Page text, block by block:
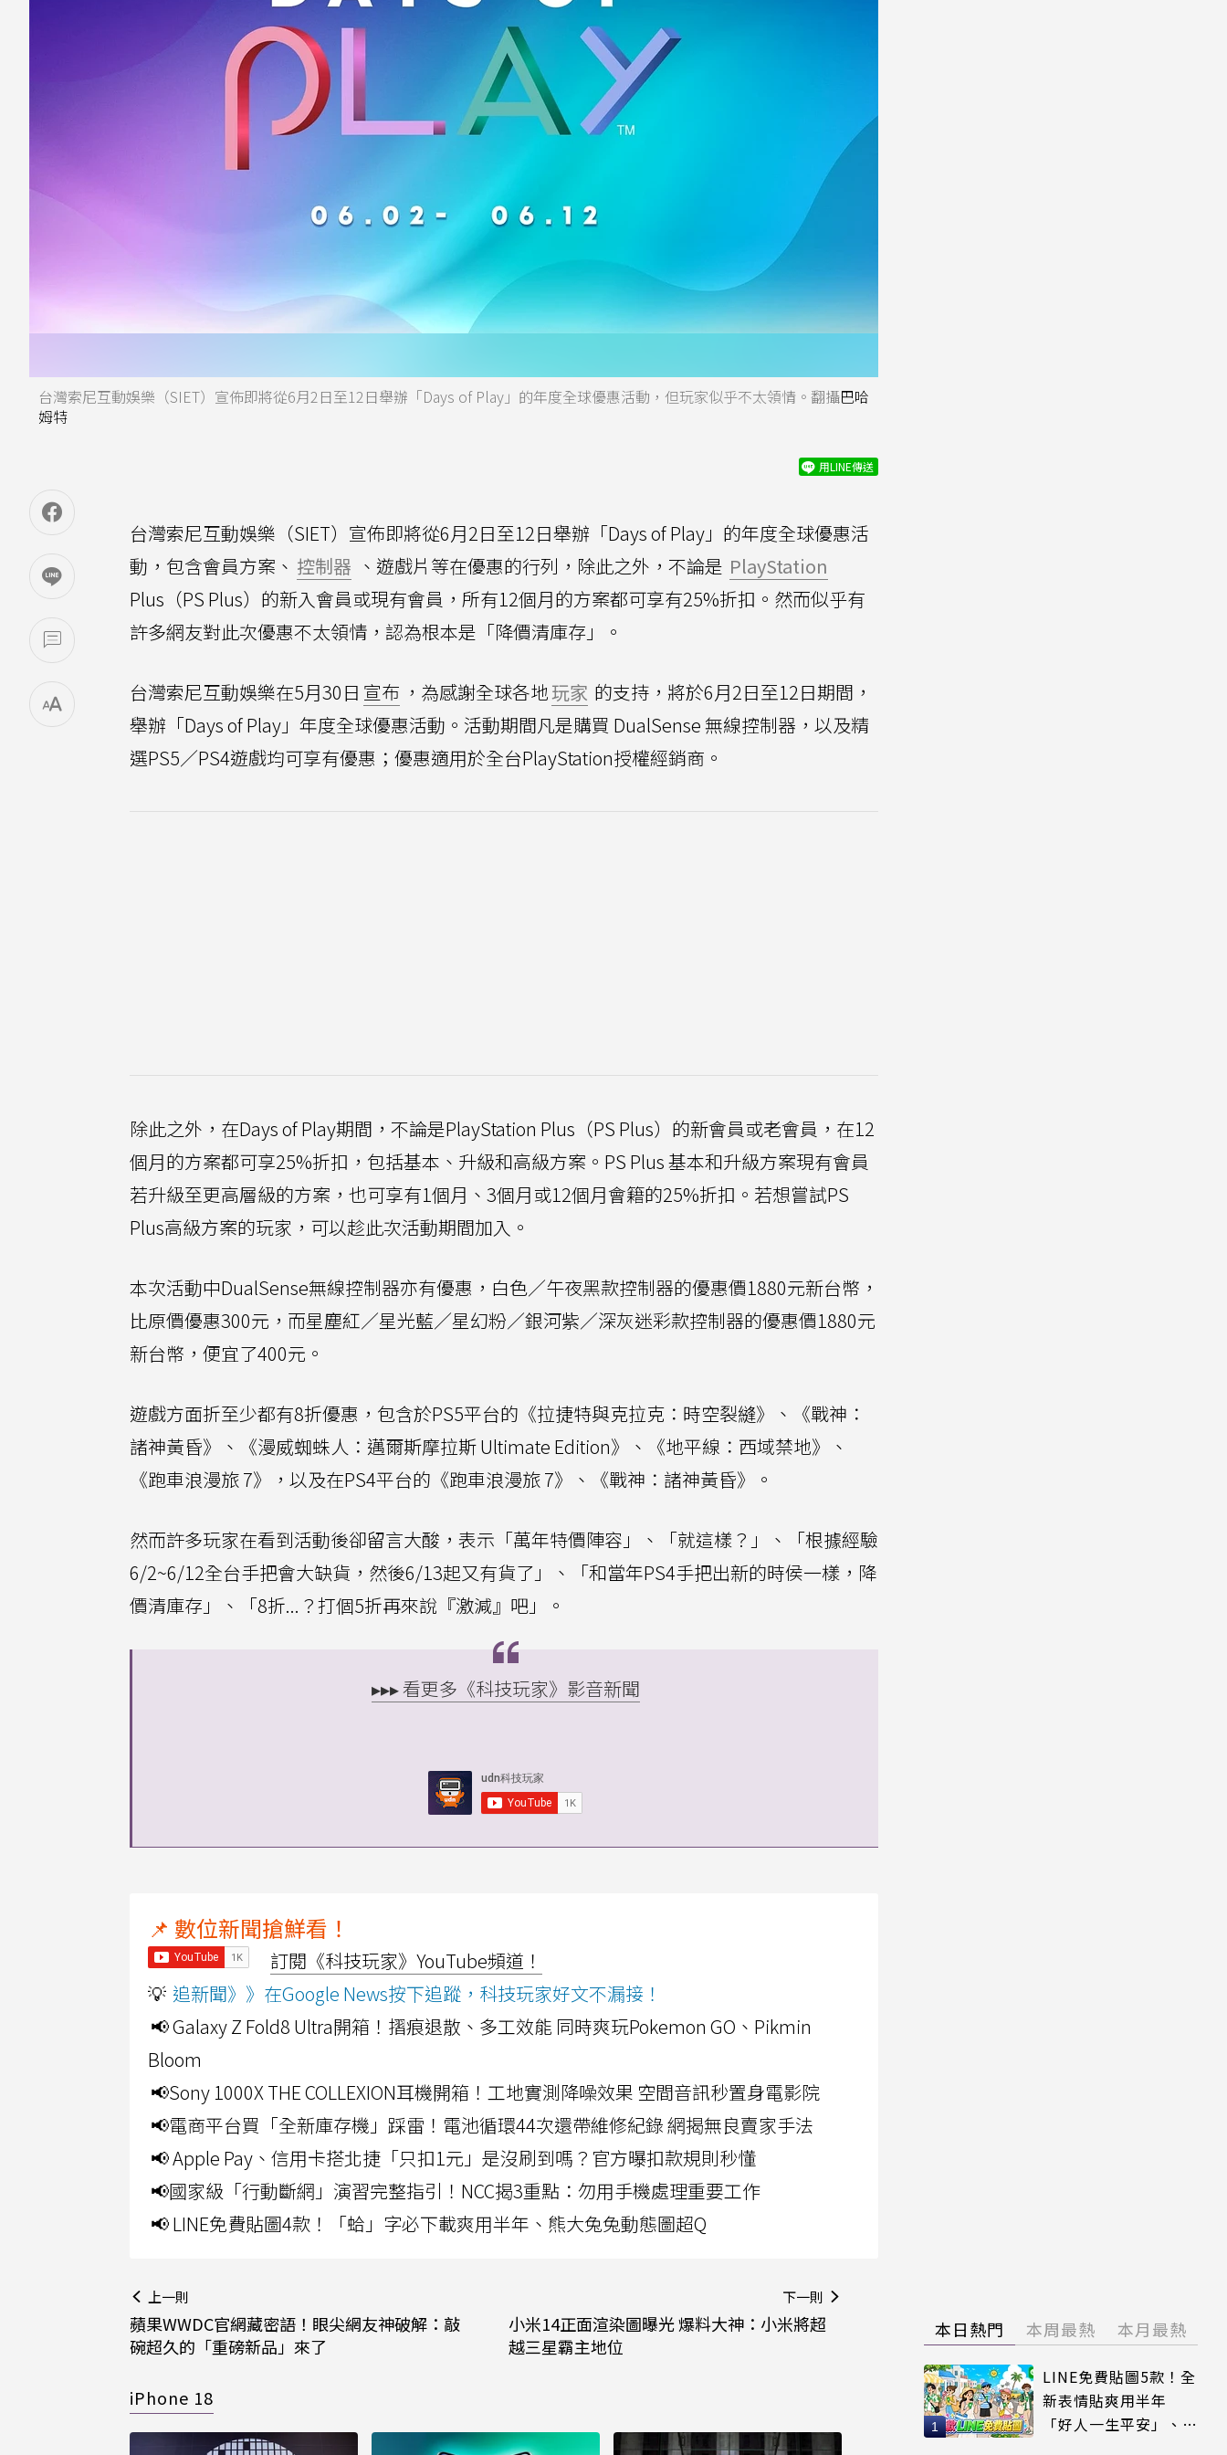
台灣索尼互動娛樂（SIET）宣佈即將從6月2日至12日舉辦「Days of Play」的年度全球優惠活動，但玩家似乎不太領情。翻攝巴哈
姆特
用LINE傳送
台灣索尼互動娛樂（SIET）宣佈即將從6月2日至12日舉辦「Days of Play」的年度全球優惠活
動，包含會員方案、 控制器 、遊戲片等在優惠的行列，除此之外，不論是 PlayStation
Plus（PS Plus）的新入會員或現有會員，所有12個月的方案都可享有25%折扣。然而似乎有
許多網友對此次優惠不太領情，認為根本是「降價清庫存」。
台灣索尼互動娛樂在5月30日 宣布 ，為感謝全球各地玩家 的支持，將於6月2日至12日期間，
舉辦「Days of Play」年度全球優惠活動。活動期間凡是購買 DualSense 無線控制器，以及精
選PS5／PS4遊戲均可享有優惠；優惠適用於全台PlayStation授權經銷商。
除此之外，在Days of Play期間，不論是PlayStation Plus（PS Plus）的新會員或老會員，在12
個月的方案都可享25%折扣，包括基本、升級和高級方案。PS Plus 基本和升級方案現有會員
若升級至更高層級的方案，也可享有1個月、3個月或12個月會籍的25%折扣。若想嘗試PS
Plus高級方案的玩家，可以趁此次活動期間加入。
本次活動中DualSense無線控制器亦有優惠，白色／午夜黑款控制器的優惠價1880元新台幣，
比原價優惠300元，而星塵紅／星光藍／星幻粉／銀河紫／深灰迷彩款控制器的優惠價1880元
新台幣，便宜了400元。
遊戲方面折至少都有8折優惠，包含於PS5平台的《拉捷特與克拉克：時空裂縫》、《戰神：
諸神黃昏》、《漫威蜘蛛人：邁爾斯摩拉斯 Ultimate Edition》、《地平線：西域禁地》、
《跑車浪漫旅 7》，以及在PS4平台的《跑車浪漫旅 7》、《戰神：諸神黃昏》。
然而許多玩家在看到活動後卻留言大酸，表示「萬年特價陣容」、「就這樣？」、「根據經驗
6/2~6/12全台手把會大缺貨，然後6/13起又有貨了」、「和當年PS4手把出新的時侯一樣，降
價清庫存」、「8折...？打個5折再來說『激減』吧」。
▸▸▸ 看更多《科技玩家》影音新聞
📌 數位新聞搶鮮看！
訂閱《科技玩家》YouTube頻道！
💡 追新聞》》在Google News按下追蹤，科技玩家好文不漏接！
📢 Galaxy Z Fold8 Ultra開箱！摺痕退散、多工效能 同時爽玩Pokemon GO、Pikmin
Bloom
📢Sony 1000X THE COLLEXION耳機開箱！工地實測降噪效果 空間音訊秒置身電影院
📢電商平台買「全新庫存機」踩雷！電池循環44次還帶維修紀錄 網揭無良賣家手法
📢 Apple Pay、信用卡搭北捷「只扣1元」是沒刷到嗎？官方曝扣款規則秒懂
📢國家級「行動斷網」演習完整指引！NCC揭3重點：勿用手機處理重要工作
📢 LINE免費貼圖4款！「蛤」字必下載爽用半年、熊大兔兔動態圖超Q
上一則
蘋果WWDC官網藏密語！眼尖網友神破解：敲
碗超久的「重磅新品」來了
下一則
小米14正面渲染圖曝光 爆料大神：小米將超
越三星霸主地位
iPhone 18
本日熱門 本周最熱 本月最熱
LINE免費貼圖5款！全
新表情貼爽用半年
「好人一生平安」、